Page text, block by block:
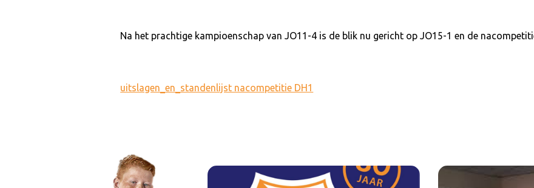
Na het prachtige kampioenschap van JO11-4 is de blik nu gericht op JO15-1 en de
uitslagen_en_standenlijst nacompetitie DH1